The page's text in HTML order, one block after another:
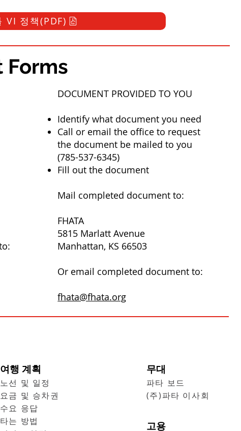
VI 정책(PDF)
Forms
DOCUMENT PROVIDED TO YOU​
Identify what document you need
Call or email the office to request
the document be mailed to you
(785-537-6345)
Fill out the document
Mail completed document to:
FHATA
5815 Marlatt Avenue
Manhattan, KS 66503
Or email completed document to:
fhata@fhata.org
여행 계획
노선 및 일정
요금 및 승차권
수요 응답
타는 방법
무대
파타 보드
(주)파타 이사회
고용